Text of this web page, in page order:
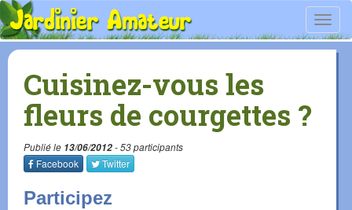
Cuisinez-vous les
fleurs de courgettes ?
Publié le 13/06/2012- 53 participants
Facebook Twitter
Participez